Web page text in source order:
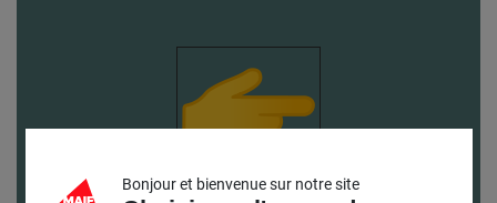
Bonjour et bienvenue sur notre site